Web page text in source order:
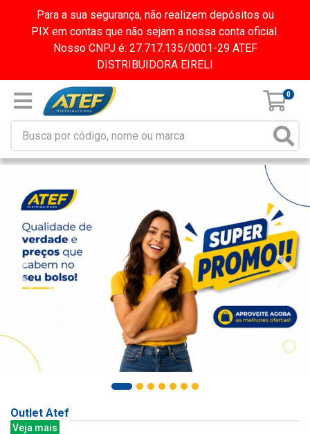
Para a sua segurança, não realizem depósitos ou
PIX em contas que não sejam a nossa conta oficial.
Nosso CNPJ é: 27.717.135/0001-29 ATEF
DISTRIBUIDORA EIRELI
0
Outlet Atef
Veja mais